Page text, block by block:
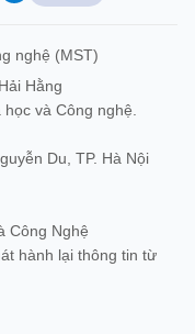
nghệ (MST)
Hằng
và Công nghệ.
Du, TP. Hà Nội
Công Nghệ
hành lại thông tin từ